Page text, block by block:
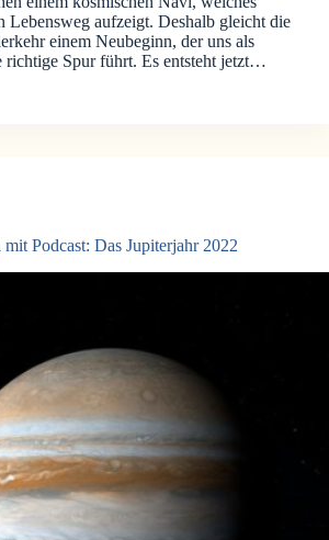
Lebensweg aufzeigt. Deshalb gleicht die
einem Neubeginn, der uns als
richtige Spur führt. Es entsteht jetzt…
Podcast: Das Jupiterjahr 2022